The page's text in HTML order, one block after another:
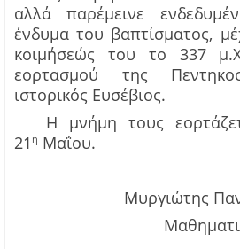
αλλά παρέμεινε
ένδυμα του βαπτίσματος,
κοιμήσεώς του το 337
εορτασμού της
ιστορικός Ευσέβιος.
Η μνήμη τους
21 η Μαΐου.
Μυργιώτης